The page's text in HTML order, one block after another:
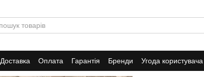
Доставка Оплата Гарантія Бренди Угода користувача